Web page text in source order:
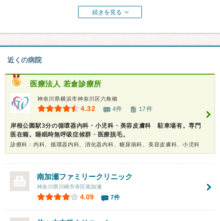
続きを見る
近くの病院
医療法人 若倉診療所
神奈川県横浜市神奈川区六角橋
4.32 4件 17件
岸根公園駅3分の循環器内科・小児科・美容皮膚科 駐車場有。専門
医在籍。睡眠時無呼吸症候群・医療脱毛。
診療科：内科、循環器内科、消化器内科、糖尿病科、美容皮膚科、小児科
南加瀬ファミリークリニック
神奈川県川崎市幸区南加瀬
4.09 7件